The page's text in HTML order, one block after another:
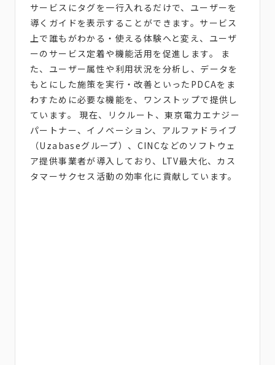
サービスにタグを一行入れるだけで、ユーザーを
導くガイドを表示することができます。サービス
上で誰もがわかる・使える体験へと変え、ユーザ
ーのサービス定着や機能活用を促進します。 ま
た、ユーザー属性や利用状況を分析し、データを
もとにした施策を実行・改善といったPDCAをま
わすために必要な機能を、ワンストップで提供し
ています。 現在、リクルート、東京電力エナジー
パートナー、イノベーション、アルファドライブ
（Uzabaseグループ）、CINCなどのソフトウェ
ア提供事業者が導入しており、LTV最大化、カス
タマーサクセス活動の効率化に貢献しています。